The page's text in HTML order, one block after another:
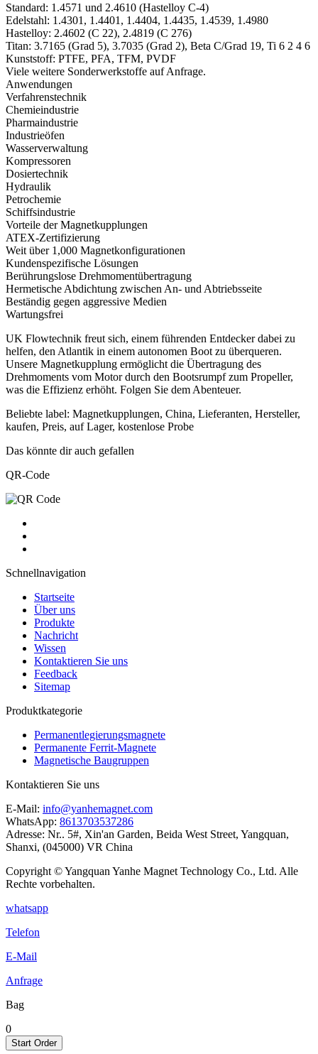
Standard: 1.4571 und 2.4610 (Hastelloy C-4)
Edelstahl: 1.4301, 1.4401, 1.4404, 1.4435, 1.4539, 1.4980
Hastelloy: 2.4602 (C 22), 2.4819 (C 276)
Titan: 3.7165 (Grad 5), 3.7035 (Grad 2), Beta C/Grad 19, Ti 6 2 4 6
Kunststoff: PTFE, PFA, TFM, PVDF
Viele weitere Sonderwerkstoffe auf Anfrage.
Anwendungen
Verfahrenstechnik
Chemieindustrie
Pharmaindustrie
Industrieöfen
Wasserverwaltung
Kompressoren
Dosiertechnik
Hydraulik
Petrochemie
Schiffsindustrie
Vorteile der Magnetkupplungen
ATEX-Zertifizierung
Weit über 1,000 Magnetkonfigurationen
Kundenspezifische Lösungen
Berührungslose Drehmomentübertragung
Hermetische Abdichtung zwischen An- und Abtriebsseite
Beständig gegen aggressive Medien
Wartungsfrei
UK Flowtechnik freut sich, einem führenden Entdecker dabei zu
helfen, den Atlantik in einem autonomen Boot zu überqueren.
Unsere Magnetkupplung ermöglicht die Übertragung des
Drehmoments vom Motor durch den Bootsrumpf zum Propeller,
was die Effizienz erhöht. Folgen Sie dem Abenteuer.
Beliebte label: Magnetkupplungen, China, Lieferanten, Hersteller,
kaufen, Preis, auf Lager, kostenlose Probe
Das könnte dir auch gefallen
QR-Code
Schnellnavigation
Startseite
Über uns
Produkte
Nachricht
Wissen
Kontaktieren Sie uns
Feedback
Sitemap
Produktkategorie
Permanentlegierungsmagnete
Permanente Ferrit-Magnete
Magnetische Baugruppen
Kontaktieren Sie uns
E-Mail: info@yanhemagnet.com
WhatsApp: 8613703537286
Adresse: Nr.. 5#, Xin'an Garden, Beida West Street, Yangquan,
Shanxi, (045000) VR China
Copyright © Yangquan Yanhe Magnet Technology Co., Ltd. Alle
Rechte vorbehalten.
whatsapp
Telefon
E-Mail
Anfrage
Bag
0
Start Order